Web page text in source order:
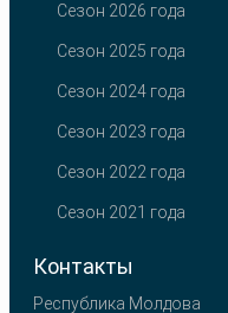
Сезон 2026 года
Сезон 2025 года
Сезон 2024 года
Сезон 2023 года
Сезон 2022 года
Сезон 2021 года
Контакты
Республика Молдова